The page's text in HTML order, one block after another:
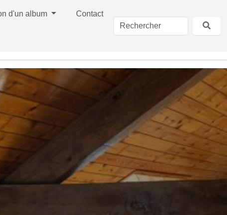
d'un album Contact